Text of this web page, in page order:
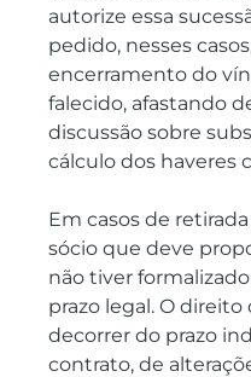
autorize essa
pedido, nesses
encerramento do
falecido, afastando
discussão sobre
cálculo dos haveres
Em casos de
sócio que deve
não tiver
prazo legal. O
decorrer do prazo
contrato, de